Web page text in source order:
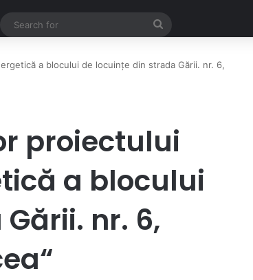
Search
a blocului de locuințe din strada Gării. nr. 6,
proiectului
a blocului
nr. 6,